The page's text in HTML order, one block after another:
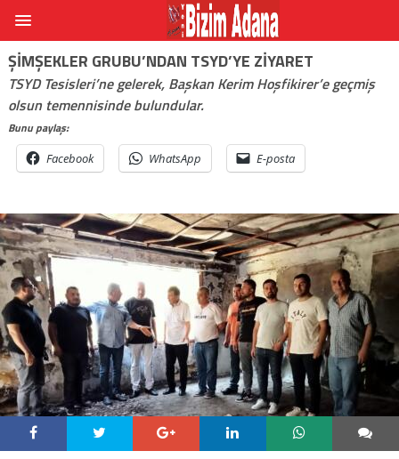
ŞIMŞEKLER GRUBU’NDAN TSYD’YE ZIYARET
TSYD Tesisleri’ne gelerek, Başkan Kerim Hoşfikirer’e geçmiş
olsun temennisinde bulundular.
Bunu paylaş:
Facebook WhatsApp E-posta